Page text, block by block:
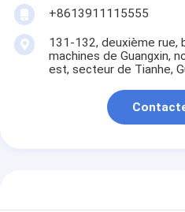
+8613911115555
131-132, deuxième rue,
machines de Guangxin,
est, secteur de Tianhe,